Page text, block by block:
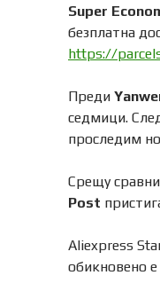
Super
безплатна
https://
Преди
седмици.
проследим
Срещу
Post
Aliexpress
обикновено